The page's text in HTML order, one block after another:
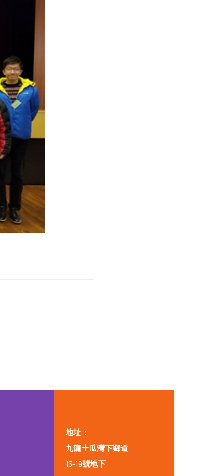
地址：
九龍土瓜灣下鄉道
15-19號地下